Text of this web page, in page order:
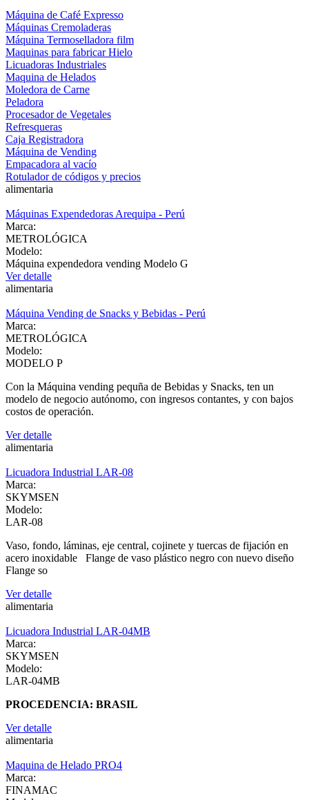
Máquina de Café Expresso
Máquinas Cremoladeras
Máquina Termoselladora film
Maquinas para fabricar Hielo
Licuadoras Industriales
Maquina de Helados
Moledora de Carne
Peladora
Procesador de Vegetales
Refresqueras
Caja Registradora
Máquina de Vending
Empacadora al vacío
Rotulador de códigos y precios
alimentaria
Máquinas Expendedoras Arequipa - Perú
Marca:
METROLÓGICA
Modelo:
Máquina expendedora vending Modelo G
Ver detalle
alimentaria
Máquina Vending de Snacks y Bebidas - Perú
Marca:
METROLÓGICA
Modelo:
MODELO P
Con la Máquina vending pequña de Bebidas y Snacks, ten un
modelo de negocio autónomo, con ingresos contantes, y con bajos
costos de operación.
Ver detalle
alimentaria
Licuadora Industrial LAR-08
Marca:
SKYMSEN
Modelo:
LAR-08
Vaso, fondo, láminas, eje central, cojinete y tuercas de fijación en
acero inoxidable Flange de vaso plástico negro con nuevo diseño
Flange so
Ver detalle
alimentaria
Licuadora Industrial LAR-04MB
Marca:
SKYMSEN
Modelo:
LAR-04MB
PROCEDENCIA: BRASIL
Ver detalle
alimentaria
Maquina de Helado PRO4
Marca:
FINAMAC